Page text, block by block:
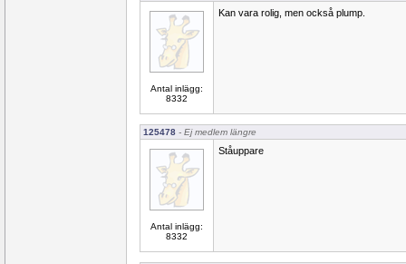
Antal inlägg:
8332
Kan vara rolig, men också plump.
125478 - Ej medlem längre
Antal inlägg:
8332
Ståuppare